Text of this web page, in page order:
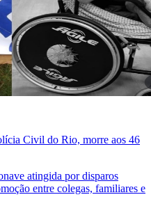
Civil do Rio, morre aos 46
atingida por disparos
entre colegas, familiares e